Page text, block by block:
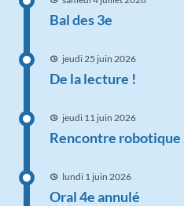
Bal des 3e
jeudi 25 juin 2026
De la lecture !
jeudi 11 juin 2026
Rencontre robotique
lundi 1 juin 2026
Oral 4e annulé